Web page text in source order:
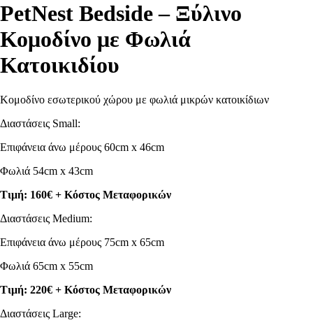
PetNest Bedside – Ξύλινο
Κομοδίνο με Φωλιά
Κατοικιδίου
Κομοδίνο εσωτερικού χώρου με φωλιά μικρών κατοικίδιων
Διαστάσεις Small:
Επιφάνεια άνω μέρους 60cm x 46cm
Φωλιά 54cm x 43cm
Τιμή: 160€ + Κόστος Μεταφορικών
Διαστάσεις Medium:
Επιφάνεια άνω μέρους 75cm x 65cm
Φωλιά 65cm x 55cm
Τιμή: 220€ + Κόστος Μεταφορικών
Διαστάσεις Large: